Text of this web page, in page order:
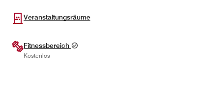
Veranstaltungsräume
Fitnessbereich
Kostenlos